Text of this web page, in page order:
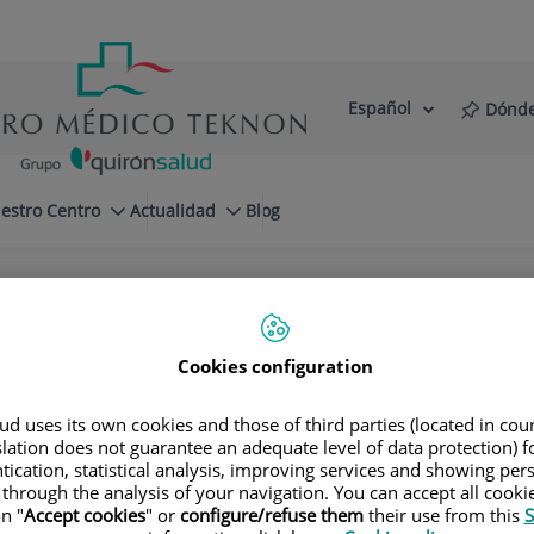
Selector
Idioma
Español
Centro Actualidad Blog
en Cirugía Ortopédica y
equipo
Consultorio Teléfono de contacto
Cookies configuration
uses its own cookies and those of third parties (located in
does not guarantee an adequate level of data protection)
statistical analysis, improving services and showing
the analysis of your navigation. You can accept all
"Accept cookies" or configure/refuse themtheir use from this